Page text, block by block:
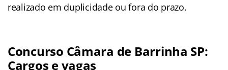
realizado em duplicidade ou fora do prazo.
Concurso Câmara de Barrinha SP:
Cargos e vagas